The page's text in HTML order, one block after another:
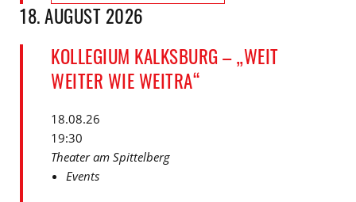
18. AUGUST 2026
KOLLEGIUM KALKSBURG – „WEIT
WEITER WIE WEITRA“
18.08.26
19:30
Theater am Spittelberg
Events